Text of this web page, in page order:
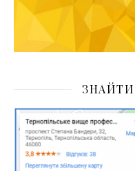
ЗНАЙТИ